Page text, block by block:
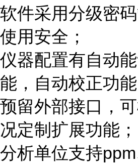
软件采用分级密
使用安全；
仪器配置有自动
能，自动校正功能
预留外部接口，
况定制扩展功能；
分析单位支持ppm